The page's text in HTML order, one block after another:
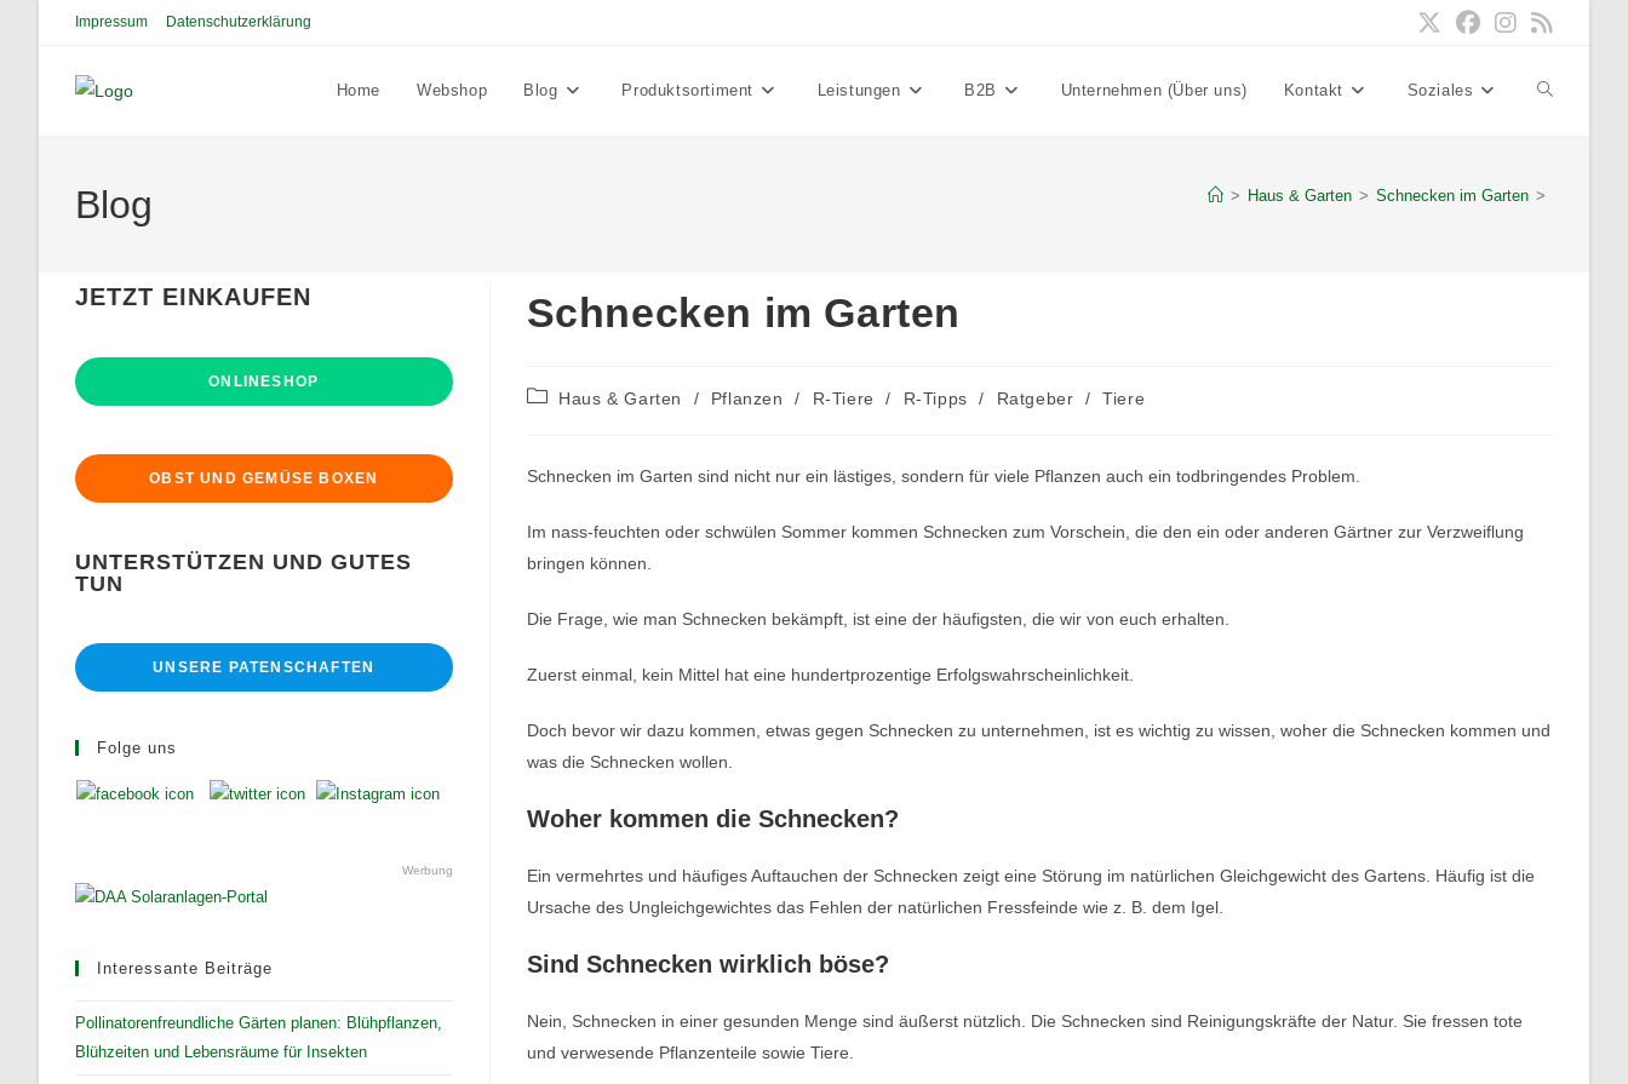
Impressum Datenschutzerklärung
Home Webshop Blog Produktsortiment Leistungen B2B Unternehmen (Über uns) Kontakt Soziales Website-
Blog > Haus & Garten > Schnecken im Garten >
Schnecken im Garten
Beitrags-
Haus & Garten / Pflanzen / R-Tiere / R-Tipps / Ratgeber / Tiere
Schnecken im Garten sind nicht nur ein lästiges, sondern für viele Pflanzen auch ein todbringendes Problem.
Im nass-feuchten oder schwülen Sommer kommen Schnecken zum Vorschein, die den ein oder anderen Gärtner zur Verzweiflung
bringen können.
Die Frage, wie man Schnecken bekämpft, ist eine der häufigsten, die wir von euch erhalten.
Zuerst einmal, kein Mittel hat eine hundertprozentige Erfolgswahrscheinlichkeit.
Doch bevor wir dazu kommen, etwas gegen Schnecken zu unternehmen, ist es wichtig zu wissen, woher die Schnecken kommen und
was die Schnecken wollen.
Woher kommen die Schnecken?
Ein vermehrtes und häufiges Auftauchen der Schnecken zeigt eine Störung im natürlichen Gleichgewicht des Gartens. Häufig ist die
Ursache des Ungleichgewichtes das Fehlen der natürlichen Fressfeinde wie z. B. dem Igel.
Sind Schnecken wirklich böse?
Nein, Schnecken in einer gesunden Menge sind äußerst nützlich. Die Schnecken sind Reinigungskräfte der Natur. Sie fressen tote
und verwesende Pflanzenteile sowie Tiere.
JETZT EINKAUFEN
ONLINESHOP
OBST UND GEMÜSE BOXEN
UNTERSTÜTZEN UND GUTES
TUN
UNSERE PATENSCHAFTEN
Folge uns
Werbung
Interessante Beiträge
Pollinatorenfreundliche Gärten planen: Blühpflanzen,
Blühzeiten und Lebensräume für Insekten